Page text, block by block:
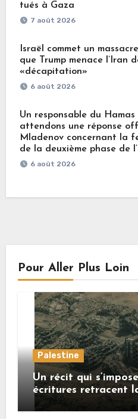
tués à Gaza
7 août 2026
Israël commet un
que Trump menace l’Iran
«décapitation»
6 août 2026
Un responsable du Hamas
attendons une réponse
Mladenov concernant la
de la deuxième phase de
6 août 2026
Pour Aller Plus Loin
Palestine
Un récit qui
écritures retracent
crimes sionistes à